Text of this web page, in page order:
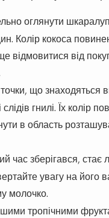
оглянути
Колір кокоса
відмовитися від
точки, що
гнилі. Їх колір
в область
час зберігався,
увагу на його
молочко.
тропічними